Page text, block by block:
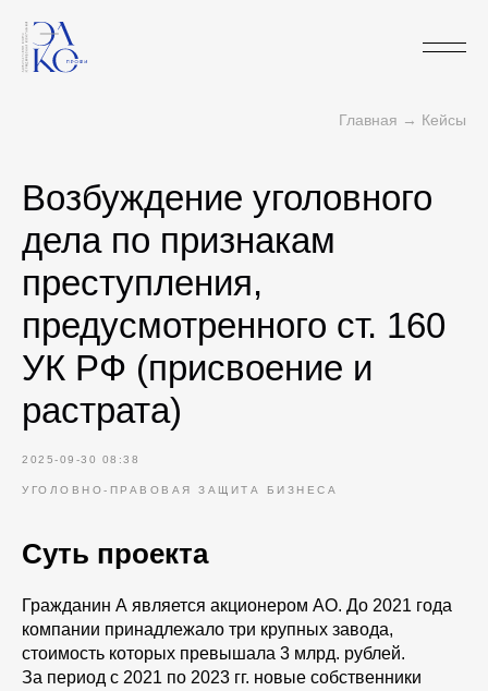
Главная → Кейсы
Возбуждение уголовного
дела по признакам
преступления,
предусмотренного ст. 160
УК РФ (присвоение и
растрата)
2025-09-30 08:38
УГОЛОВНО-ПРАВОВАЯ ЗАЩИТА БИЗНЕСА
Суть проекта
Гражданин А является акционером АО. До 2021 года
компании принадлежало три крупных завода,
стоимость которых превышала 3 млрд. рублей.
За период с 2021 по 2023 гг. новые собственники